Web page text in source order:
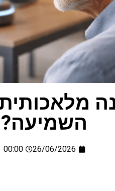
השמיעה?
26/06/2026
00:00